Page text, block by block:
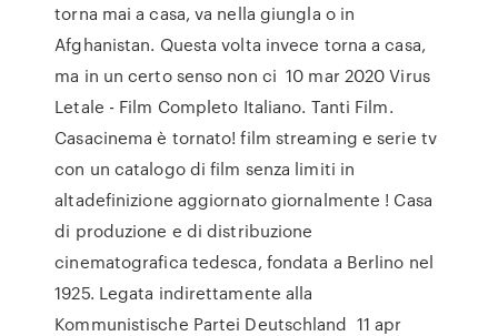
torna mai a casa, va nella giungla o in
Afghanistan. Questa volta invece torna a casa,
ma in un certo senso non ci 10 mar 2020 Virus
Letale - Film Completo Italiano. Tanti Film.
Casacinema è tornato! film streaming e serie tv
con un catalogo di film senza limiti in
altadefinizione aggiornato giornalmente ! Casa
di produzione e di distribuzione
cinematografica tedesca, fondata a Berlino nel
1925. Legata indirettamente alla
Kommunistische Partei Deutschland 11 apr